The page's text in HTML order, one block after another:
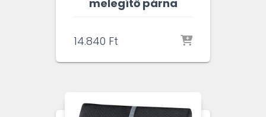
melegítő párna
14.840 Ft